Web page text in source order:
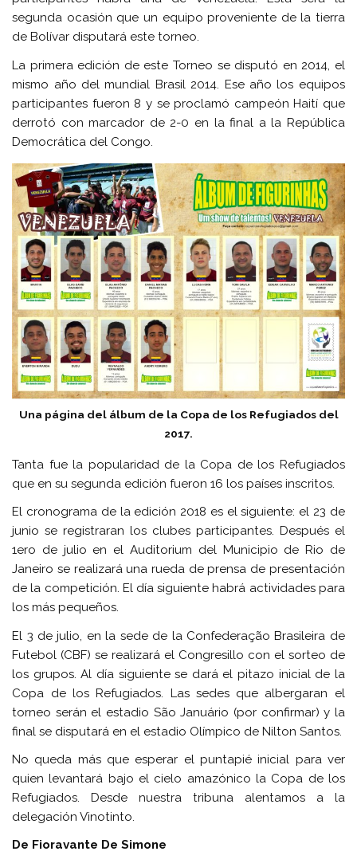
segunda ocasión que un equipo proveniente de la tierra
de Bolívar disputará este torneo.
La primera edición de este Torneo se disputó en 2014, el
mismo año del mundial Brasil 2014. Ese año los equipos
participantes fueron 8 y se proclamó campeón Haití que
derrotó con marcador de 2-0 en la final a la República
Democrática del Congo.
Una página del álbum de la Copa de los Refugiados del
2017.
Tanta fue la popularidad de la Copa de los Refugiados
que en su segunda edición fueron 16 los países inscritos.
El cronograma de la edición 2018 es el siguiente: el 23 de
junio se registraran los clubes participantes. Después el
1ero de julio en el Auditorium del Municipio de Rio de
Janeiro se realizará una rueda de prensa de presentación
de la competición. El día siguiente habrá actividades para
los más pequeños.
El 3 de julio, en la sede de la Confederação Brasileira de
Futebol (CBF) se realizará el Congresillo con el sorteo de
los grupos. Al día siguiente se dará el pitazo inicial de la
Copa de losRefugiados . Las sedes que albergaran el
torneo serán el estadio São Januário (por confirmar) y la
final se disputará en el estadio Olímpico de Nilton Santos.
No queda más que esperar el puntapié inicial para ver
quien levantará bajo el cielo amazónico la Copa de los
Refugiados. Desde nuestra tribuna alentamos a la
delegación Vinotinto.
De Fioravante De Simone